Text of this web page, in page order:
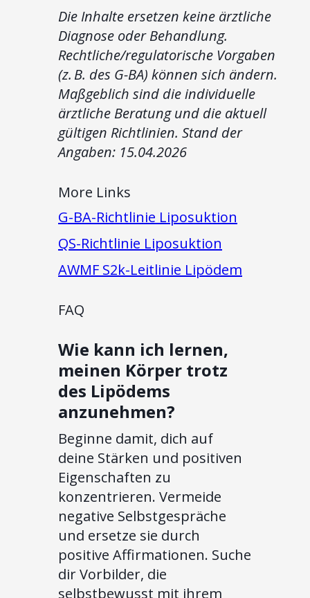
Die Inhalte ersetzen keine ärztliche
Diagnose oder Behandlung.
Rechtliche/regulatorische Vorgaben
(z. B. des G-BA) können sich ändern.
Maßgeblich sind die individuelle
ärztliche Beratung und die aktuell
gültigen Richtlinien. Stand der
Angaben: 15.04.2026
More Links
G-BA-Richtlinie Liposuktion
QS-Richtlinie Liposuktion
AWMF S2k-Leitlinie Lipödem
FAQ
Wie kann ich lernen,
meinen Körper trotz
des Lipödems
anzunehmen?
Beginne damit, dich auf
deine Stärken und positiven
Eigenschaften zu
konzentrieren. Vermeide
negative Selbstgespräche
und ersetze sie durch
positive Affirmationen. Suche
dir Vorbilder, die
selbstbewusst mit ihrem